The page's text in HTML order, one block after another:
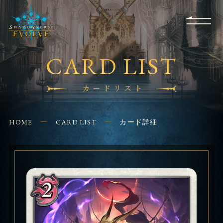
Q&A
EVENT SHOPS
FOR
BEGINNERS
APPLICATION
CONTACT
CARD LIST
カードリスト
HOME CARD LIST カード詳細